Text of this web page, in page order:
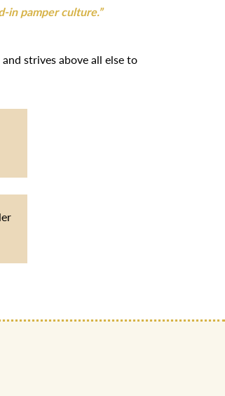
in pamper culture.”
strives above all else to